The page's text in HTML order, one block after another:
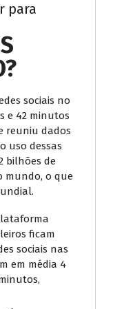
para
sociais no
e 42 minutos
reuniu dados
uso dessas
bilhões de
mundo, o que
ficam
sociais nas
em média 4